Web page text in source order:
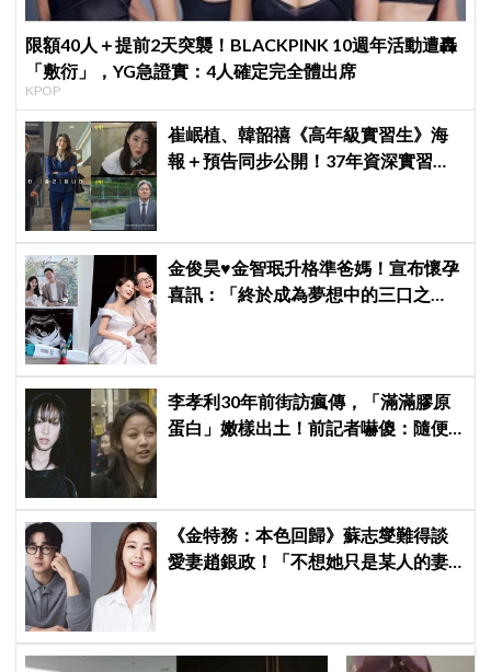
限額40人＋提前2天突襲！BLACKPINK 10週年活動遭轟
「敷衍」，YG急證實：4人確定完全體出席
KPOP
崔岷植、韓韶禧《高年級實習生》海
報＋預告同步公開！37年資深實習生
金俊昊♥金智珉升格準爸媽！宣布懷孕
喜訊：「終於成為夢想中的三口之
李孝利30年前街訪瘋傳，「滿滿膠原
蛋白」嫩樣出土！前記者嚇傻：隨便
《金特務：本色回歸》蘇志燮難得談
愛妻趙銀政！「不想她只是某人的妻